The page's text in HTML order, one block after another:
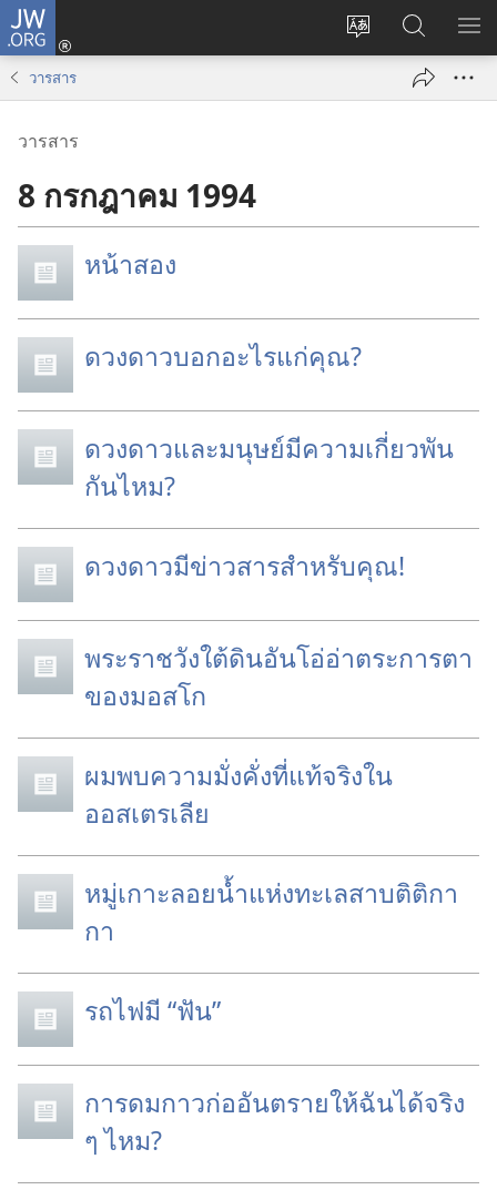
JW.ORG
เปลี่ยน
เข้า
(เปิด
ค้นหา
ใน
JW.ORG
แส
วารสาร
วารสาร
8 กรกฎาคม 1994
หน้าสอง
ดวงดาวบอกอะไรแก่คุณ?
ดวงดาวและมนุษย์มีความเกี่ยวพัน
กันไหม?
ดวงดาวมีข่าวสารสำหรับคุณ!
พระราชวังใต้ดินอันโอ่อ่าตระการตา
ของมอสโก
ผมพบความมั่งคั่งที่แท้จริงใน
ออสเตรเลีย
หมู่เกาะลอยน้ำแห่งทะเลสาบติติกา
กา
รถไฟมี “ฟัน”
การดมกาวก่ออันตรายให้ฉันได้จริง
ๆ ไหม?